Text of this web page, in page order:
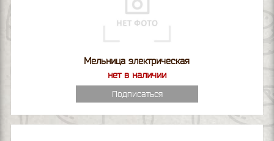
Мельница электрическая
нет в наличии
Подписаться